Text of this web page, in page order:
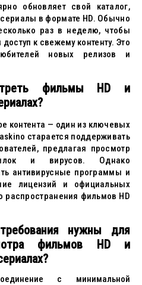
обновляет свой каталог,
в формате HD. Обычно
раз в неделю, чтобы
к свежему контенту. Это
новых релизов и
фильмы HD и
контента — один из ключевых
старается поддерживать
предлагая просмотр
и вирусов. Однако
антивирусные программы и
лицензий и официальных
распространения фильмов HD
нужны для
фильмов HD и
с минимальной